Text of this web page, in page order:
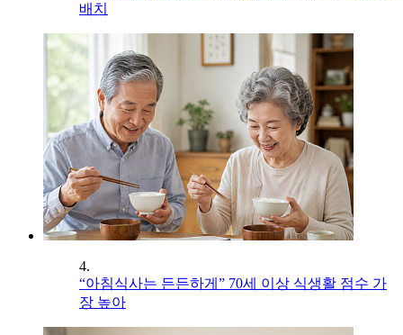
배치
4.
“아침식사는 든든하게” 70세 이상 식생활 점수 가
장 높아